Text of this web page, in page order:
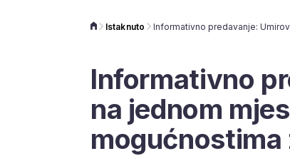
Istaknuto
Informativno
na jednom
mogućnostima